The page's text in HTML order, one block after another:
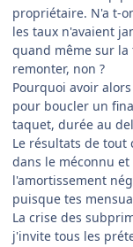
propriétaire. N'a t-
les taux n'avaient
quand même sur
remonter, non ?
Pourquoi avoir
pour boucler un
taquet, durée au
Le résultats de tout
dans le méconnu
l'amortissement
puisque tes
La crise des
j'invite tous les